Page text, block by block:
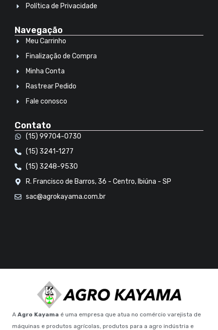
Política de Privacidade
Navegação
Meu Carrinho
Finalização de Compra
Minha Conta
Rastrear Pedido
Fale conosco
Contato
(15) 99704-0730
(15) 3241-1277
(15) 3248-9530
R. Francisco de Barros, 36 - Centro, Ibiúna - SP
sac@agrokayama.com.br
A Agro Kayama é uma empresa que atua no comércio varejista de
máquinas e produtos agrícolas, produtos para a agro indústria e